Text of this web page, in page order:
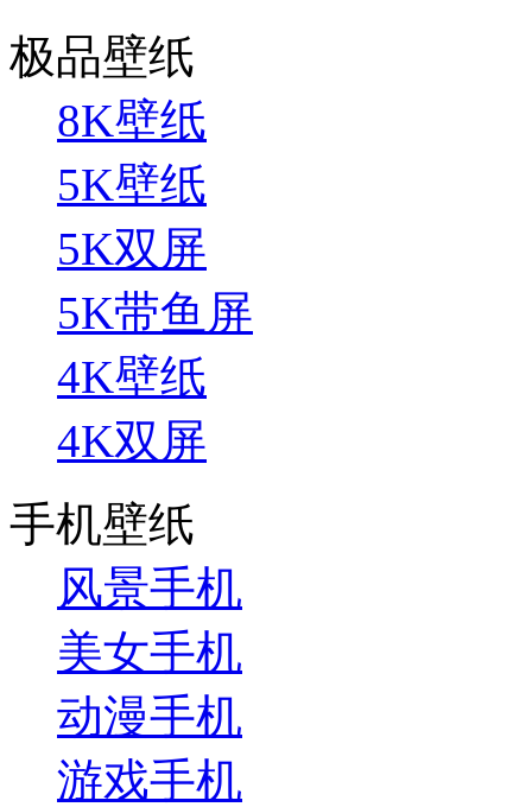
极品壁纸
8K壁纸
5K壁纸
5K双屏
5K带鱼屏
4K壁纸
4K双屏
手机壁纸
风景手机
美女手机
动漫手机
游戏手机